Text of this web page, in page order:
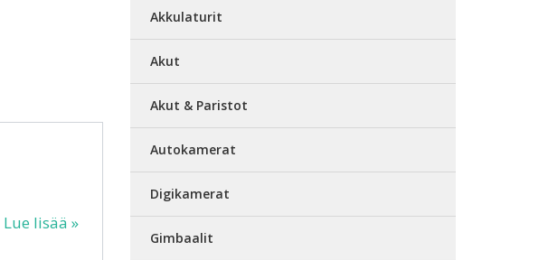
Lue lisää »
Akkulaturit
Akut
Akut & Paristot
Autokamerat
Digikamerat
Gimbaalit